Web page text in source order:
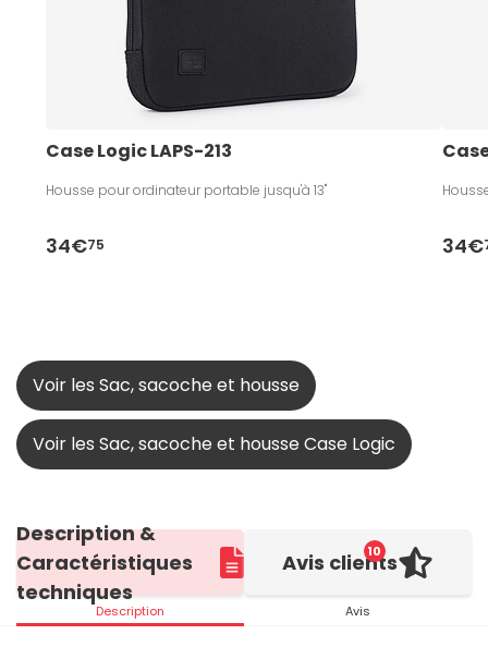
Case Logic LAPS-213
Housse pour ordinateur portable jusqu'à 13"
34€75 34€
Voir les Sac, sacoche et housse
Voir les Sac, sacoche et housse Case Logic
Description &
Caractéristiques
techniques
Description
10
Avis clients
Avis